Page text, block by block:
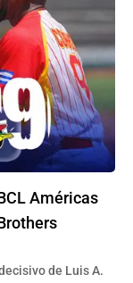
Américas
de Luis A.